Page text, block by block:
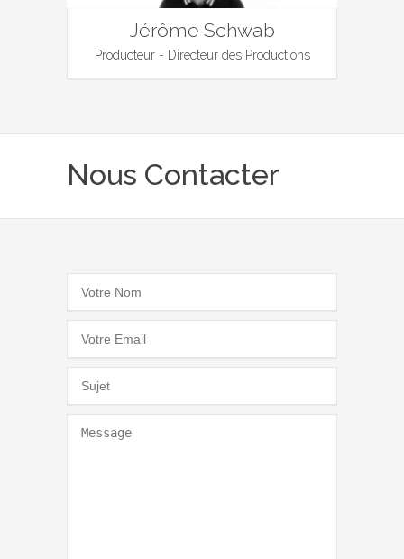
Jérôme Schwab
Producteur - Directeur des Productions
Nous Contacter